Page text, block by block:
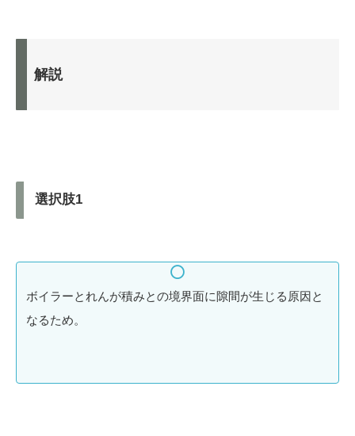
解説
選択肢1
ボイラーとれんが積みとの境界面に隙間が生じる原因と
なるため。